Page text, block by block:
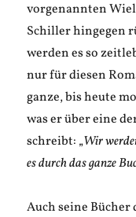
vorgenannten
Schiller hingegen
werden es so
nur für diesen
ganze, bis heute
was er über eine
schreibt: „Wir
es durch das ganze
Auch seine Bücher